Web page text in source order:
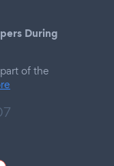
During
of the